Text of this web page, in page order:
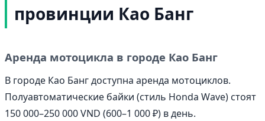
провинции Као Банг
Аренда мотоцикла в городе Као Банг
В городе Као Банг доступна аренда мотоциклов.
Полуавтоматические байки (стиль Honda Wave) стоят
150 000–250 000 VND (600–1 000 ₽) в день.